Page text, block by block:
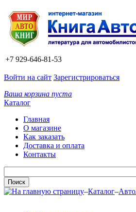
+7 929-646-81-53
Войти на сайт Зарегистрироваться
Ваша корзина пуста
Каталог
Главная
О магазине
Как заказать
Доставка и оплата
Контакты
–Каталог–